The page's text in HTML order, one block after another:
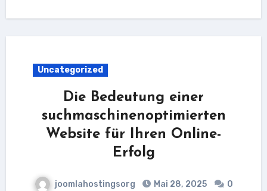
Uncategorized
Die Bedeutung einer
suchmaschinenoptimierten
Website für Ihren Online-
Erfolg
joomlahostingsorg Mai 28, 2025
0